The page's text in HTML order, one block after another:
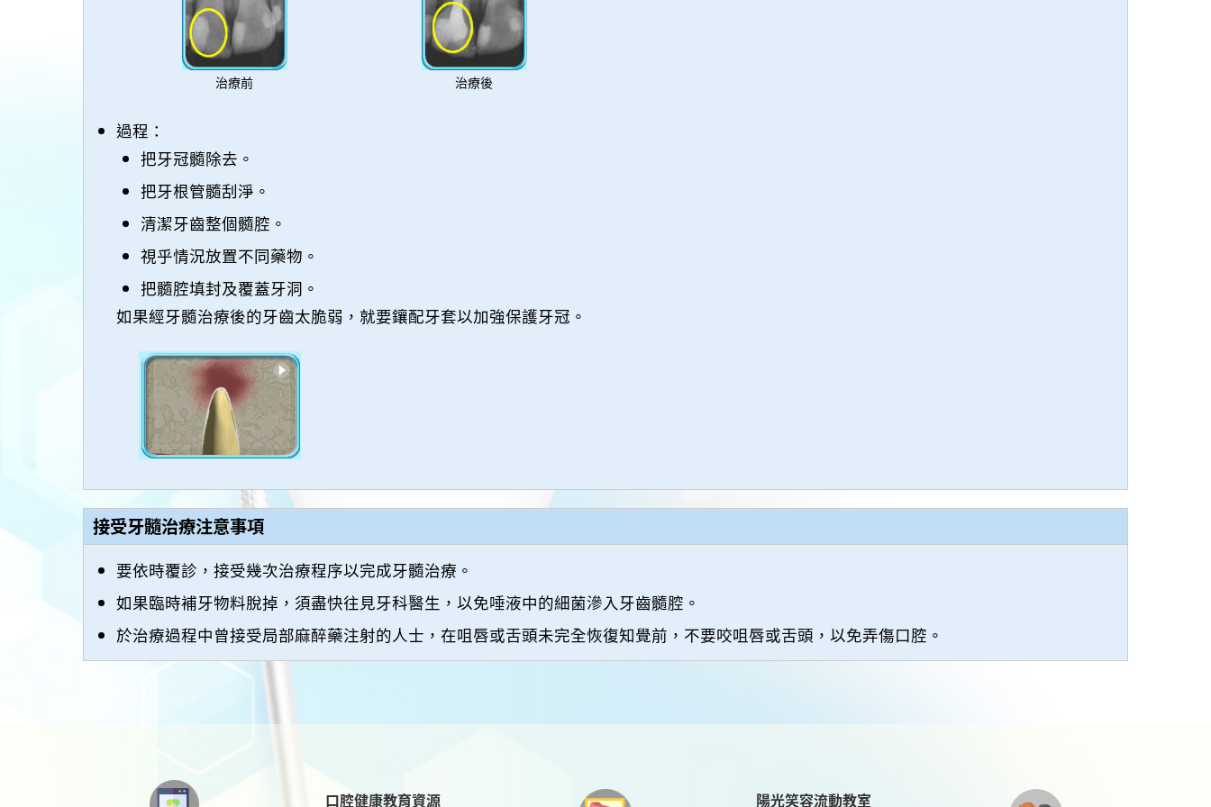
治療前 治療後
過程：
把牙冠髓除去。
把牙根管髓刮淨。
清潔牙齒整個髓腔。
視乎情況放置不同藥物。
把髓腔填封及覆蓋牙洞。
如果經牙髓治療後的牙齒太脆弱，就要鑲配牙套以加強保護牙冠。
接受牙髓治療注意事項
要依時覆診，接受幾次治療程序以完成牙髓治療。
如果臨時補牙物料脫掉，須盡快往見牙科醫生，以免唾液中的細菌滲入牙齒髓腔。
於治療過程中曾接受局部麻醉藥注射的人士，在咀唇或舌頭未完全恢復知覺前，不要咬咀唇或舌頭，以免弄傷口腔。
口腔健康教育資源 陽光笑容流動教室